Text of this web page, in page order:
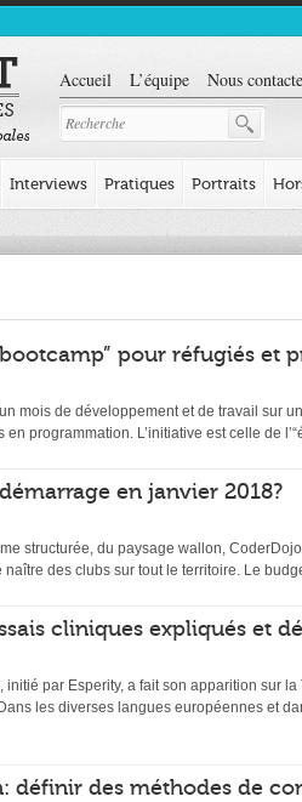
Accueil L’équipe Nous
Interviews Pratiques Portraits
pour réfugiés et
mois de développement et de travail
programmation. L’initiative est celle de
en janvier 2018?
structurée, du paysage wallon,
des clubs sur tout le territoire. Le
cliniques expliqués et
par Esperity, a fait son apparition sur
les diverses langues européennes et
définir des méthodes de